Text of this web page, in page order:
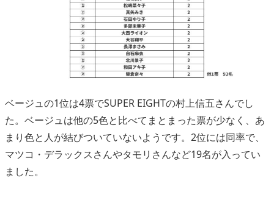
ベージュの1位は4票でSUPER EIGHTの村上信五さんでし
た。ベージュは他の5色と比べてまとまった票が少なく、あ
まり色と人が結びついていないようです。2位には同率で、
マツコ・デラックスさんやタモリさんなど19名が入ってい
ました。